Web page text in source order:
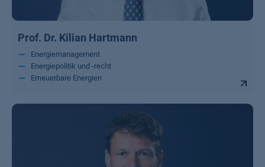
Prof. Dr. Kilian Hartmann
Energiemanagement
Energiepolitik und -recht
Erneuerbare Energien